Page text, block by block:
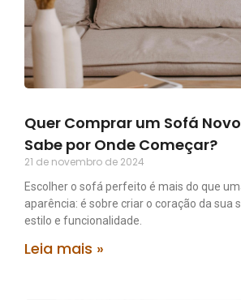
Quer Comprar um Sofá
Sabe por Onde Começar?
21 de novembro de 2024
Escolher o sofá perfeito é mais do que
aparência: é sobre criar o coração da sua
estilo e funcionalidade.
Leia mais »